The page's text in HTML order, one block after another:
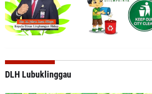
DLH Lubuklinggau